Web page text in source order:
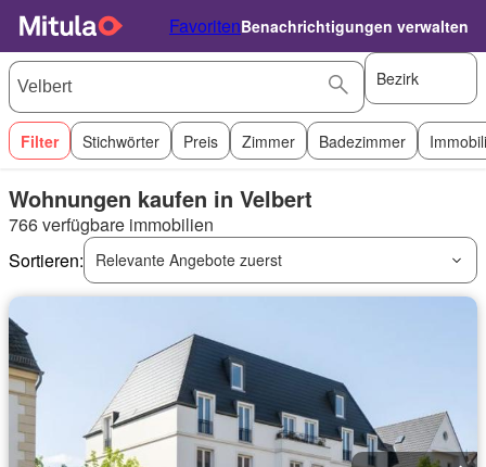
FavoritenBenachrichtigungen verwalten
Bezirk
Filter Stichwörter Preis Zimmer Badezimmer
Wohnungen kaufen in Velbert
766 verfügbare immobilien
Sortieren:
Relevante Angebote zuerst